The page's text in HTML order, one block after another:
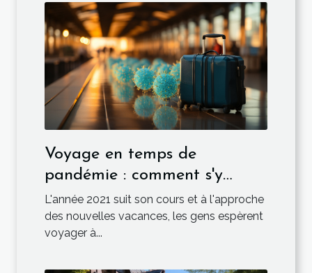
Voyage en temps de
pandémie : comment s'y
prendre ?
L'année 2021 suit son cours et à l'approche
des nouvelles vacances, les gens espèrent
voyager à...